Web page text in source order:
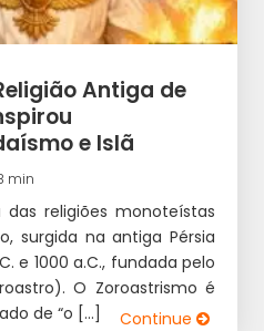
Antiga de
e Islã
min
religiões monoteístas
surgida na antiga Pérsia
e 1000 a.C., fundada pelo
O Zoroastrismo é
de “o […]
Continue